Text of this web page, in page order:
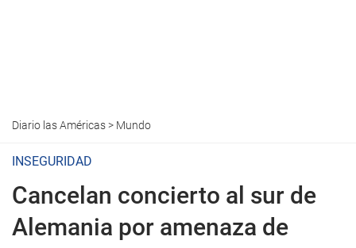
Diario las Américas> Mundo
INSEGURIDAD
Cancelan concierto al sur de
Alemania por amenaza de